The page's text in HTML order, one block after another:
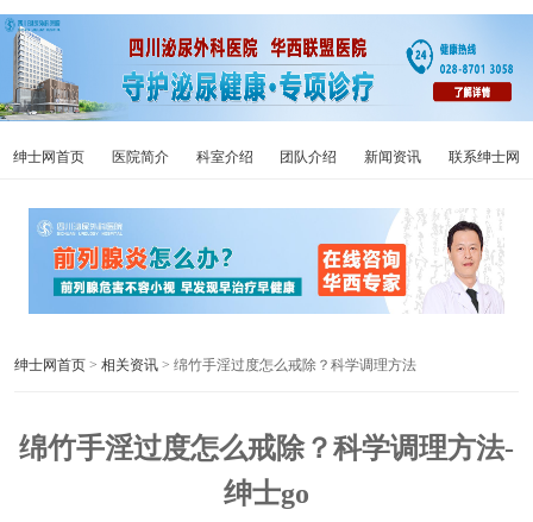
绅士网首页 医院简介 科室介绍 团队介绍 新闻资讯 联系绅士网
绅士网首页 > 相关资讯 > 绵竹手淫过度怎么戒除？科学调理方法
绵竹手淫过度怎么戒除？科学调理方法-
绅士go